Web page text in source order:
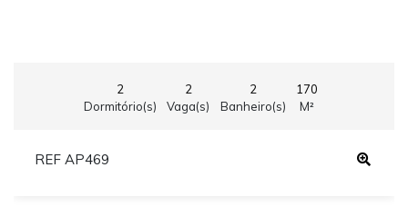
2
Dormitório(s)
2
Vaga(s)
2
Banheiro(s)
170
M²
REF AP469